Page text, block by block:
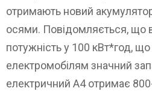
отримають новий
осями. Повідомляється, що
потужність у 100 кВт*год,
електромобілям значний
електричний A4 отримає